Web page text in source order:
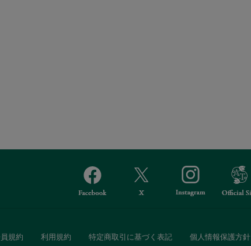
規約 利用規約 特定商取引に基づく表記 個人情報保護方針